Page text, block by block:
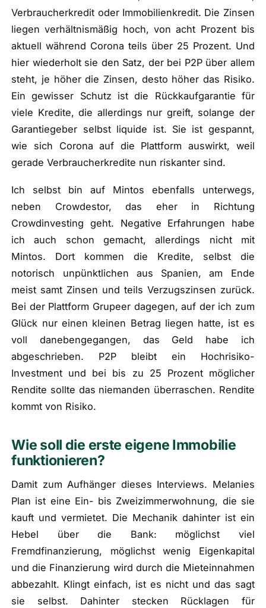
Verbraucherkredit oder Immobilienkredit. Die Zinsen
liegen verhältnismäßig hoch, von acht Prozent bis
aktuell während Corona teils über 25 Prozent. Und
hier wiederholt sie den Satz, der bei P2P über allem
steht, je höher die Zinsen, desto höher das Risiko.
Ein gewisser Schutz ist die Rückkaufgarantie für
viele Kredite, die allerdings nur greift, solange der
Garantiegeber selbst liquide ist. Sie ist gespannt,
wie sich Corona auf die Plattform auswirkt, weil
gerade Verbraucherkredite nun riskanter sind.
Ich selbst bin auf Mintos ebenfalls unterwegs,
neben Crowdestor, das eher in Richtung
Crowdinvesting geht. Negative Erfahrungen habe
ich auch schon gemacht, allerdings nicht mit
Mintos. Dort kommen die Kredite, selbst die
notorisch unpünktlichen aus Spanien, am Ende
meist samt Zinsen und teils Verzugszinsen zurück.
Bei der Plattform Grupeer dagegen, auf der ich zum
Glück nur einen kleinen Betrag liegen hatte, ist es
voll danebengegangen, das Geld habe ich
abgeschrieben. P2P bleibt ein Hochrisiko-
Investment und bei bis zu 25 Prozent möglicher
Rendite sollte das niemanden überraschen. Rendite
kommt von Risiko.
Wie soll die erste eigene Immobilie
funktionieren?
Damit zum Aufhänger dieses Interviews. Melanies
Plan ist eine Ein- bis Zweizimmerwohnung, die sie
kauft und vermietet. Die Mechanik dahinter ist ein
Hebel über die Bank: möglichst viel
Fremdfinanzierung, möglichst wenig Eigenkapital
und die Finanzierung wird durch die Mieteinnahmen
abbezahlt. Klingt einfach, ist es nicht und das sagt
sie selbst. Dahinter stecken Rücklagen für